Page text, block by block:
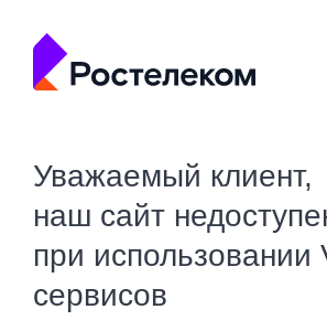
Уважаемый клиент,
наш сайт
при использовании
сервисов